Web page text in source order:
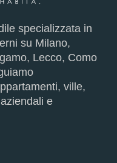
specializzata in
su Milano,
Lecco, Como
ville,
e